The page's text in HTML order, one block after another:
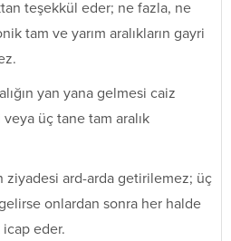
teşekkül eder; ne fazla, ne
tam ve yarım aralıkların gayri
yan yana gelmesi caiz
üç tane tam aralık
ziyadesi ard-arda getirilemez; üç
onlardan sonra her halde
icap eder.